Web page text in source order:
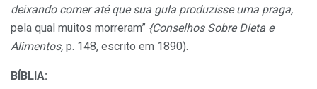
deixando comer até que sua gula produzisse uma praga,
pela qual muitos morreram” {Conselhos Sobre Dieta e
Alimentos, p. 148, escrito em 1890).
BÍBLIA: